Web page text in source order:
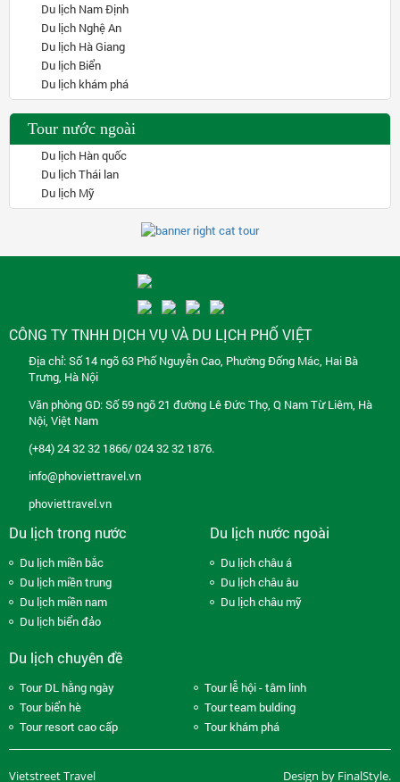
Du lịch Nam Định
Du lịch Nghệ An
Du lịch Hà Giang
Du lịch Biển
Du lịch khám phá
Tour nước ngoài
Du lịch Hàn quốc
Du lịch Thái lan
Du lịch Mỹ
CÔNG TY TNHH DỊCH VỤ VÀ DU LỊCH PHỐ VIỆT
Địa chỉ: Số 14 ngõ 63 Phố Nguyễn Cao, Phường Đống Mác, Hai Bà
Trưng, Hà Nội
Văn phòng GD: Số 59 ngõ 21 đường Lê Đức Thọ, Q Nam Từ Liêm, Hà
Nội, Việt Nam
(+84) 24 32 32 1866/ 024 32 32 1876.
info@phoviettravel.vn
phoviettravel.vn
Du lịch trong nước
Du lịch miền bắc
Du lịch miền trung
Du lịch miền nam
Du lịch biển đảo
Du lịch nước ngoài
Du lịch châu á
Du lịch châu âu
Du lịch châu mỹ
Du lịch chuyên đề
Tour DL hằng ngày
Tour lễ hội - tâm linh
Tour biển hè
Tour team bulding
Tour resort cao cấp
Tour khám phá
Vietstreet Travel Design by FinalStyle.